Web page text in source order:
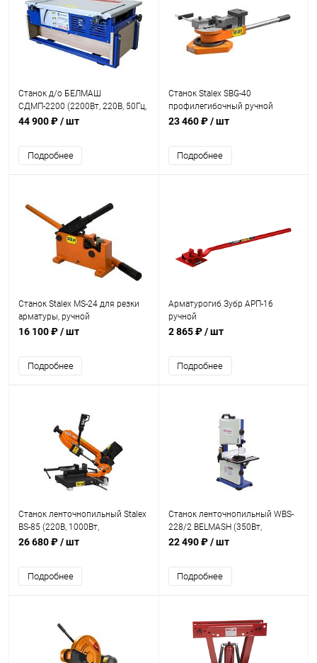
Станок д/о БЕЛМАШ
СДМП-2200 (2200Вт, 220В, 50Гц,
250мм, стол 732*456 мм
44 900 ₽/ шт
Подробнее
Станок Stalex SBG-40
профилегибочный ручной
23 460 ₽/ шт
Подробнее
Станок Stalex MS-24 для резки
арматуры, ручной
16 100 ₽/ шт
Подробнее
Арматурогиб Зубр АРП-16
ручной
2 865 ₽/ шт
Подробнее
Станок ленточнопильный Stalex
BS-85 (220В, 1000Вт,
13х0.65х1325 мм)
26 680 ₽/ шт
Подробнее
Станок ленточнопильный WBS-
228/2 BELMASH (350Вт,
300*300мм)
22 490 ₽/ шт
Подробнее